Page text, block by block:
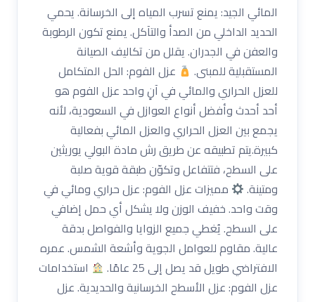
المائي الجيد: يمنع تسرب المياه إلى الخرسانة. يحمي
الحديد الداخلي من الصدأ والتآكل. يمنع تكون الرطوبة
والعفن في الجدران. يقلل من تكاليف الصيانة
المستقبلية للمبنى.
عزل الفوم: الحل المتكامل
للعزل الحراري والمائي في آنٍ واحد عزل الفوم هو
أحد أحدث وأفضل أنواع العوازل في السعودية، لأنه
يجمع بين العزل الحراري والعزل المائي بفعالية
كبيرة.يتم تطبيقه عن طريق رش مادة البولي يوريثين
على السطح، فتتفاعل وتكوّن طبقة قوية صلبة
ومتينة.
مميزات عزل الفوم: عزل حراري ومائي في
وقت واحد. خفيف الوزن ولا يشكل أي حمل إضافي
على السطح. يُغطي جميع الزوايا والفواصل بدقة
عالية. مقاوم للعوامل الجوية وأشعة الشمس. عمره
الافتراضي طويل قد يصل إلى 25 عامًا.
استخدامات
عزل الفوم: عزل الأسطح الخرسانية والحديدية. عزل